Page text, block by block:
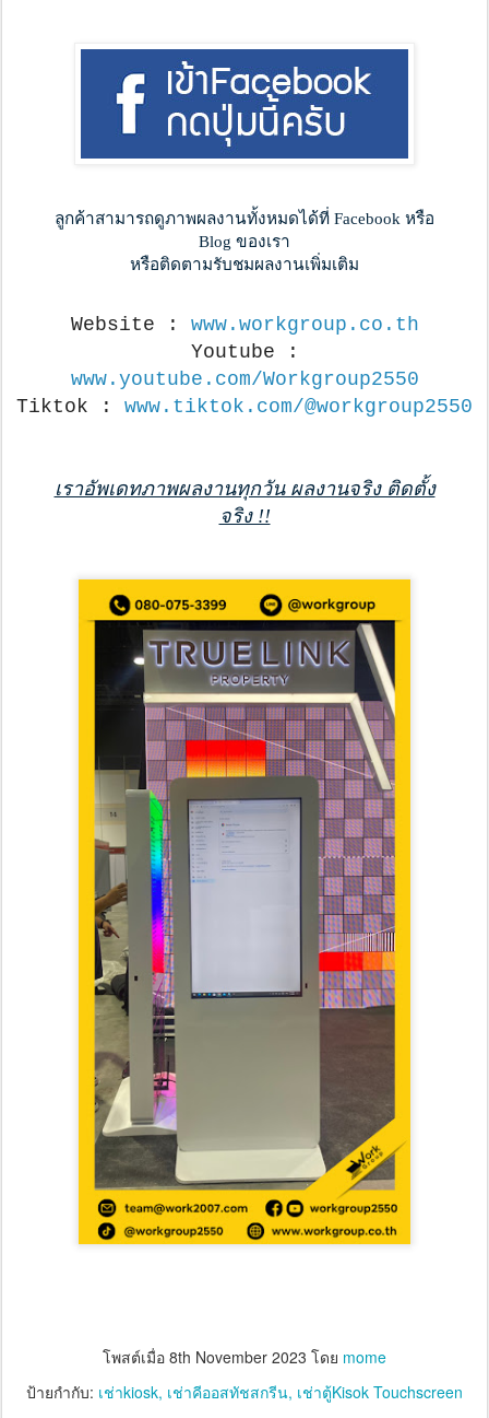
ลูกค้าสามารถดูภาพผลงานทั้งหมดได้ที่ Facebook หรือ
Blog ของเรา
หรือติดตามรับชมผลงานเพิ่มเติม
Website : www.workgroup.co.th
Youtube :
www.youtube.com/Workgroup2550
Tiktok : www.tiktok.com/@workgroup2550
เราอัพเดทภาพผลงานทุกวัน ผลงานจริง ติดตั้ง
จริง !!
โพสต์เมื่อ 8th November 2023 โดย mome
ป้ายกำกับ: เช่าkiosk เช่าคีออสทัชสกรีน เช่าตู้Kisok Touchscreen